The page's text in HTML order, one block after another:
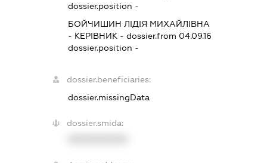
dossier.position -
БОЙЧИШИН ЛІДІЯ МИХАЙЛІВНА
- КЕРІВНИК - dossier.from 04.09.16
dossier.position -
dossier.beneficiaries:
dossier.missingData
dossier.smida: